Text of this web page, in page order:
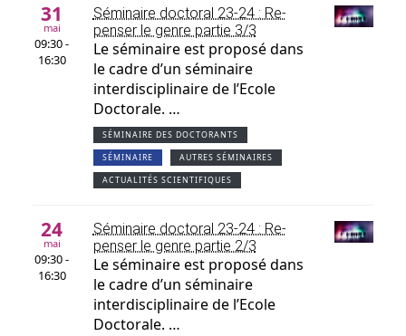
31
mai
09:30 -
16:30
Séminaire doctoral 23-24 : Re-
penser le genre partie 3/3
Le séminaire est proposé dans
le cadre d’un séminaire
interdisciplinaire de l’Ecole
Doctorale. …
SÉMINAIRE DES DOCTORANTS
SÉMINAIRE AUTRES SÉMINAIRES
ACTUALITÉS SCIENTIFIQUES
24
mai
09:30 -
16:30
Séminaire doctoral 23-24 : Re-
penser le genre partie 2/3
Le séminaire est proposé dans
le cadre d’un séminaire
interdisciplinaire de l’Ecole
Doctorale. …